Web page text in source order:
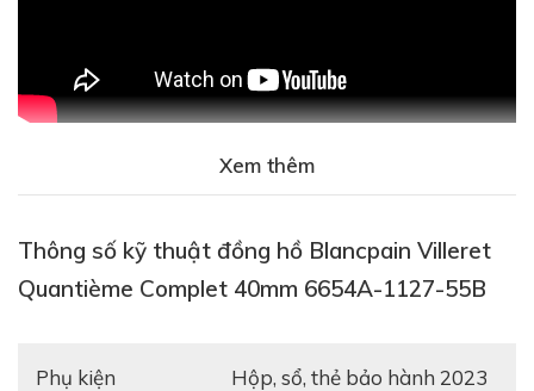
Xem thêm
Thông số kỹ thuật đồng hồ Blancpain Villeret
Quantième Complet 40mm 6654A-1127-55B
Phụ kiện hộp, sổ, thẻ bảo hành 2023